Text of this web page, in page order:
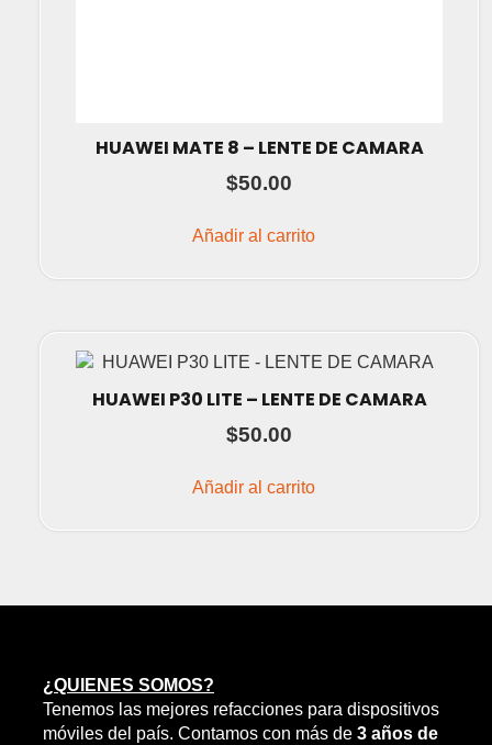
HUAWEI MATE 8 – LENTE DE CAMARA
$50.00
Añadir al carrito
HUAWEI P30 LITE – LENTE DE CAMARA
$50.00
Añadir al carrito
¿QUIENES SOMOS?
Tenemos las mejores refacciones para dispositivos
móviles del país. Contamos con más de 3 años de